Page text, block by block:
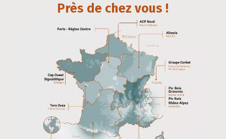
Près de chez vous !